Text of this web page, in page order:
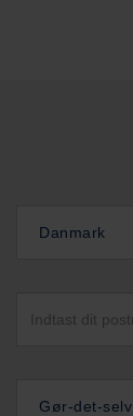
Danmark
Gør-det-selv